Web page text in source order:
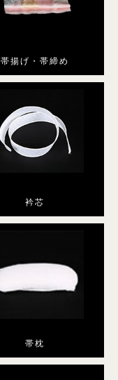
帯揚げ・帯締め
衿芯
帯枕